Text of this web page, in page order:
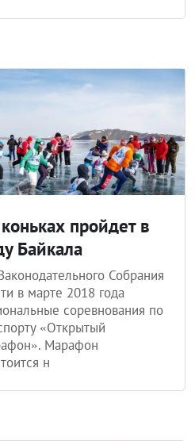
пройдет в
Байкала
Собрания
в марте 2018 года
соревнования по
«Открытый
Марафон
н